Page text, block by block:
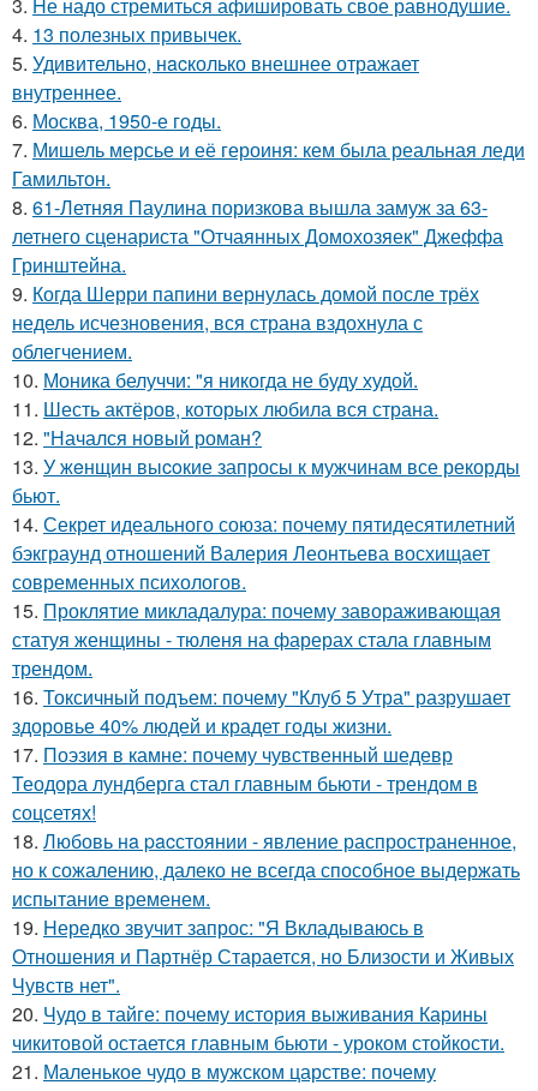
4. 13 полезных привычек.
5. Удивительнo, нacколько внешнее отражает
внутреннее.
6. Москва, 1950-е годы.
7. Мишель мерсье и её героиня: кем была реальная леди
Гамильтон.
8. 61-Летняя Паулина поризкова вышла замуж за 63-
летнего сценариста "Отчаянных Домохозяек" Джеффа
Гринштейна.
9. Когда Шерри папини вернулась домой после трёх
недель исчезновения, вся страна вздохнула с
облегчением.
10. Моника белуччи: "я никогда не буду худой.
11. Шесть актёров, которых любила вся страна.
12. "Начался новый роман?
13. У жeнщин выcoкие запросы к мужчинам все рекорды
бьют.
14. Секрет идеального союза: почему пятидесятилетний
бэкграунд отношений Валерия Леонтьева восхищает
современных психологов.
15. Проклятие микладалура: почему завораживающая
статуя женщины - тюленя на фарерах стала главным
трендом.
16. Токсичный подъем: почему "Клуб 5 Утра" разрушает
здоровье 40% людей и крадет годы жизни.
17. Поэзия в камне: почему чувственный шедевр
Теодора лундберга стал главным бьюти - трендом в
соцсетях!
18. Любовь нa pacстоянии - явление распространенное,
но к сожалению, далеко не всегда способное выдержать
испытание временем.
19. Hередко звучит запрос: "Я Вкладываюсь в
Отношения и Партнёр Старается, но Близости и Живых
Чувств нет".
20. Чудо в тайге: почему история выживания Карины
чикитовой остается главным бьюти - уроком стойкости.
21. Маленькое чудо в мужском царстве: почему